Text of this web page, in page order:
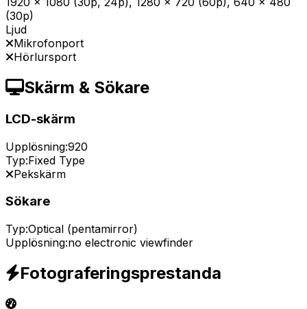
(30p)
Ljud
Mikrofonport
Hörlursport
Skärm & Sökare
LCD-skärm
Upplösning:920
Typ:Fixed Type
Pekskärm
Sökare
Typ:Optical (pentamirror)
Upplösning:no electronic viewfinder
Fotograferingsprestanda